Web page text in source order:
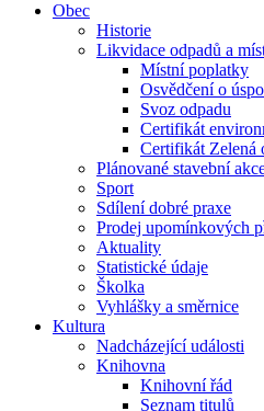
Obec
Historie
Likvidace odpadů a
Místní poplatky
Osvědčení o
Svoz odpadu
Certifikát
Certifikát Zelená
Plánované stavební
Sport
Sdílení dobré praxe
Prodej upomínkových
Aktuality
Statistické údaje
Školka
Vyhlášky a směrnice
Kultura
Nadcházející události
Knihovna
Knihovní řád
Seznam titulů